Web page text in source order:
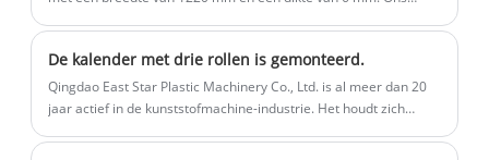
De kalender met drie rollen is gemonteerd.
Qingdao East Star Plastic Machinery Co., Ltd. is al meer dan 20
jaar actief in de kunststofmachine-industrie. Het houdt zich